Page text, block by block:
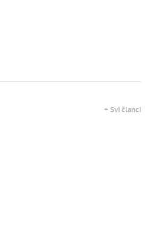
+ Svi članci